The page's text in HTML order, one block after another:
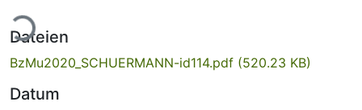
Dateien
BzMu2020_SCHUERMANN-id114.pdf (520.23 KB)
Datum